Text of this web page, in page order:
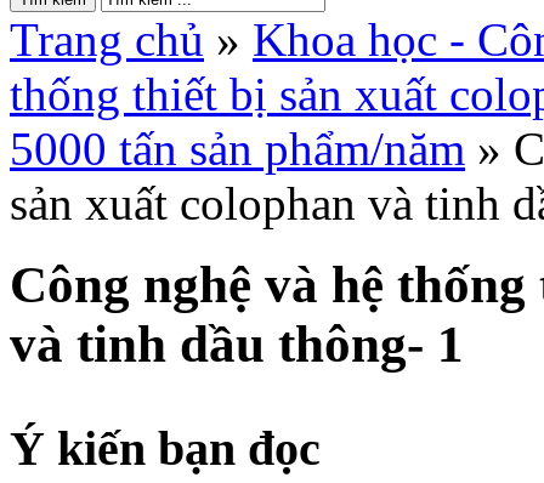
Trang chủ » Khoa học -
thống thiết bị sản xuất
5000 tấn sản phẩm/năm »
sản xuất colophan và tinh
Công nghệ và hệ
và tinh dầu thông- 1
Ý kiến bạn đọc